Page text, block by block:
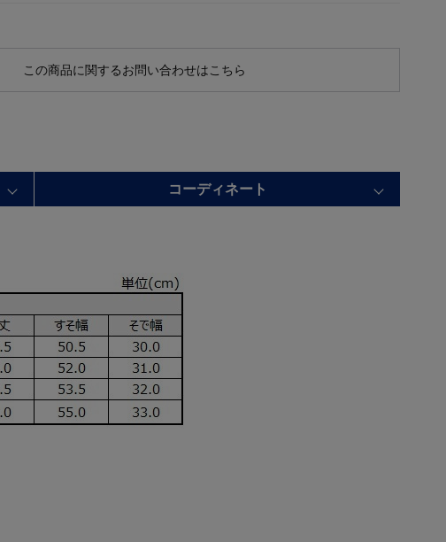
この商品に関するお問い合わせはこちら
コーディネート